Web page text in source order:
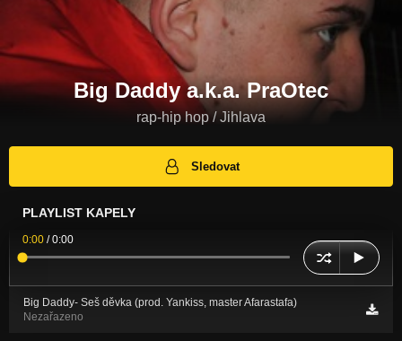
Big Daddy a.k.a. PraOtec
rap-hip hop / Jihlava
Sledovat
PLAYLIST KAPELY
0:00 /0:00
Big Daddy- Seš děvka (prod. Yankiss, master Afarastafa)
Nezařazeno